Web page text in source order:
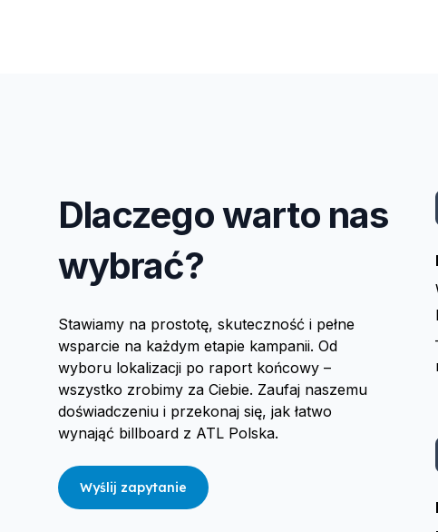
Dlaczego warto nas
wybrać?
Stawiamy na prostotę, skuteczność i pełne
wsparcie na każdym etapie kampanii. Od
wyboru lokalizacji po raport końcowy –
wszystko zrobimy za Ciebie. Zaufaj naszemu
doświadczeniu i przekonaj się, jak łatwo
wynająć billboard z ATL Polska.
Wyślij zapytanie